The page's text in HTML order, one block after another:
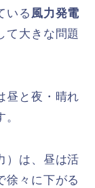
いる 風力発電
て大きな問題
昼と夜・晴れ
）は、昼は活
徐々に下がる